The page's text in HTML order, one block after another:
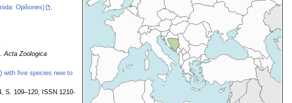
Opiliones)
.
.
Acta Zoologica
with five species new to
S. 109–120, ISSN 1210-